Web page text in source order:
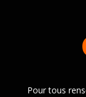
Pour tous